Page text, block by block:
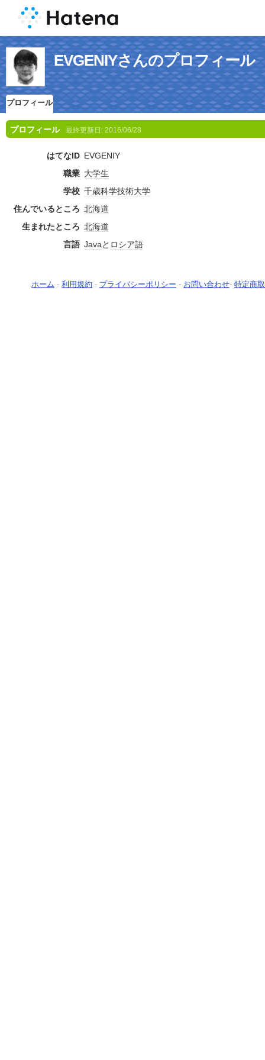
EVGENIYさんのプロフィール
プロフィール
プロフィール 最終更新日: 2016/06/28
はてなID EVGENIY
職業 大学生
学校 千歳科学技術大学
住んでいるところ 北海道
生まれたところ 北海道
言語 Javaと ロシア語
ホーム - 利用規約 - プライバシーポリシー - お問い合わせ- 特定商